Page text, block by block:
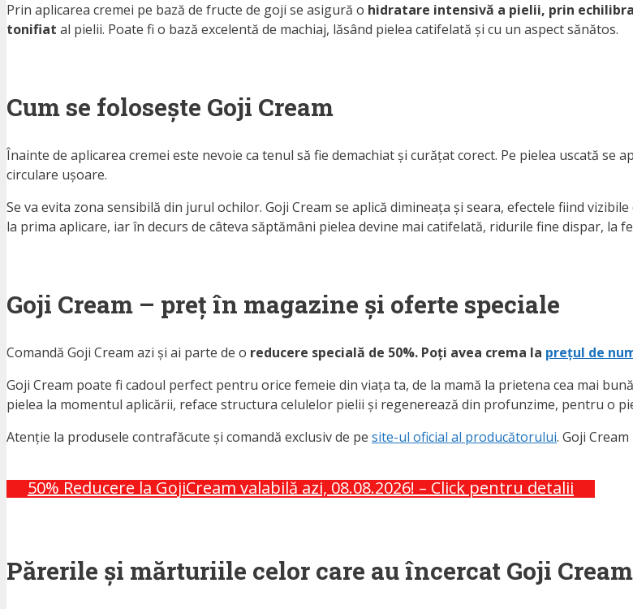
Prin aplicarea cremei pe bază de fructe de goji se asigură o hidratare intensivă a pielii, prin
tonifiat al pielii. Poate fi o bază excelentă de machiaj, lăsând pielea catifelată și cu un aspect sănătos.
Cum se folosește Goji Cream
Înainte de aplicarea cremei este nevoie ca tenul să fie demachiat și curățat corect. Pe pielea uscată se
circulare ușoare.
Se va evita zona sensibilă din jurul ochilor. Goji Cream se aplică dimineața și seara, efectele fiind
la prima aplicare, iar în decurs de câteva săptămâni pielea devine mai catifelată, ridurile fine dispar, la
Goji Cream – preț în magazine și oferte speciale
Comandă Goji Cream azi și ai parte de o reducere specială de 50%. Poți avea crema la prețul de
Goji Cream poate fi cadoul perfect pentru orice femeie din viața ta, de la mamă la prietena cea mai
pielea la momentul aplicării, reface structura celulelor pielii și regenerează din profunzime, pentru o
Atenție la produsele contrafăcute și comandă exclusiv de pe site-ul oficial al producătorului. Goji
50% Reducere la GojiCream valabilă azi, 08.08.2026! – Click pentru detalii
Părerile și mărturiile celor care au încercat Goji Cream